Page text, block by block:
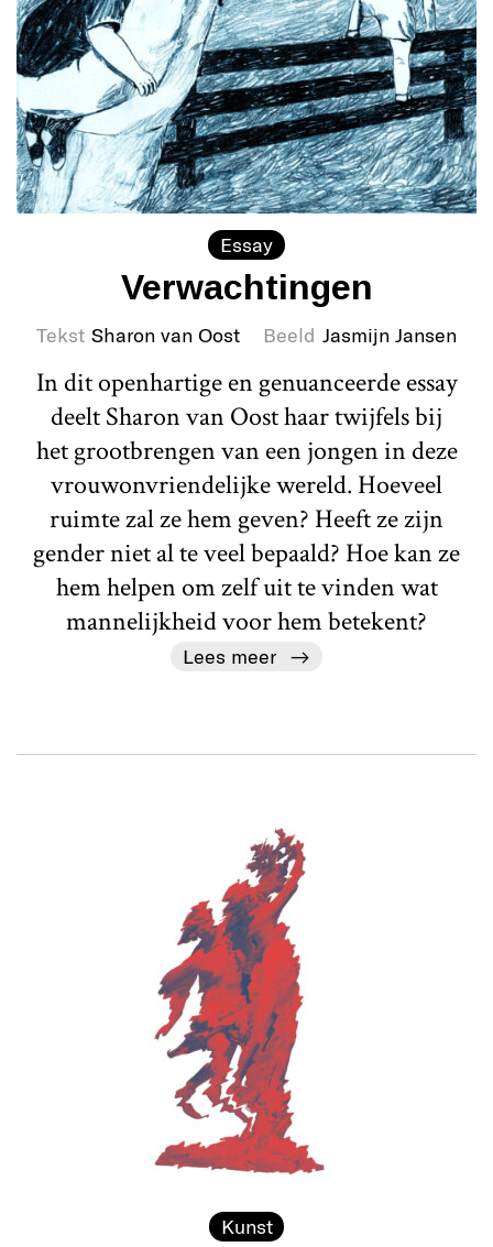
Essay
Verwachtingen
Tekst Sharon van Oost Beeld Jasmijn Jansen
In dit openhartige en genuanceerde essay
deelt Sharon van Oost haar twijfels bij
het grootbrengen van een jongen in deze
vrouwonvriendelijke wereld. Hoeveel
ruimte zal ze hem geven? Heeft ze zijn
gender niet al te veel bepaald? Hoe kan ze
hem helpen om zelf uit te vinden wat
mannelijkheid voor hem betekent?
Lees meer
Kunst